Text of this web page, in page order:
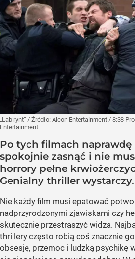
„Labirynt” / Źródło: Alcon Entertainment / 8:38
Entertainment
Po tych filmach
spokojnie zasnąć i nie
horrory pełne
Genialny thriller wystarczy.
Nie każdy film musi epatować
nadprzyrodzonymi zjawiskami czy
skutecznie przestraszyć widza.
thrillery często robią coś znacznie
obsesję, przemoc i ludzką psychikę